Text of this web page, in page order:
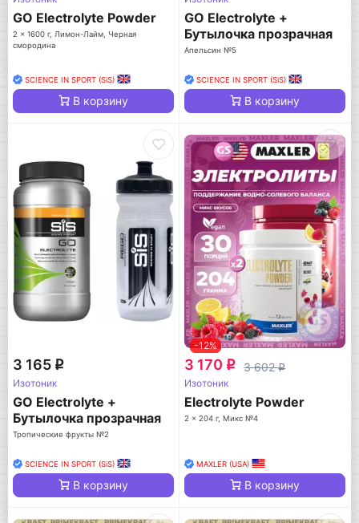
GO Electrolyte Powder
2 x 1600 г, Лимон-Лайм, Черная
смородина
SCIENCE IN SPORT (SiS)
В корзину
GO Electrolyte +
Бутылочка прозрачная
Апельсин №5
SCIENCE IN SPORT (SiS)
В корзину
3 165 q
Изотоник
GO Electrolyte +
Бутылочка прозрачная
Тропические фрукты №2
SCIENCE IN SPORT (SiS)
В корзину
-12%
3 170 q 3 602q
Изотоник
Electrolyte Powder
2 x 204 г, Микс №4
MAXLER (USA)
В корзину